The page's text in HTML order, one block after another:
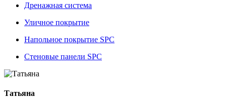
Дренажная система
Уличное покрытие
Напольное покрытие SPC
Стеновые панели SPC
Татьяна